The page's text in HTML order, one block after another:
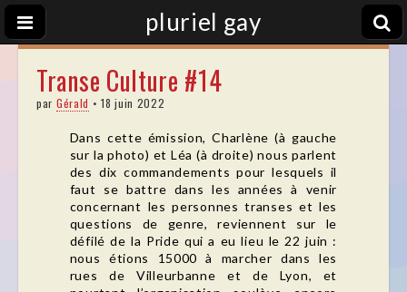
pluriel gay
Transe Culture #14
par Gérald •18 juin 2022
Dans cette émission, Charlène (à gauche
sur la photo) et Léa (à droite) nous parlent
des dix commandements pour lesquels il
faut se battre dans les années à venir
concernant les personnes transes et les
questions de genre, reviennent sur le
défilé de la Pride qui a eu lieu le 22 juin :
nous étions 15000 à marcher dans les
rues de Villeurbanne et de Lyon, et